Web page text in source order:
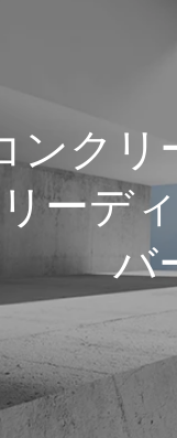
ンクリ
リーデ
バ